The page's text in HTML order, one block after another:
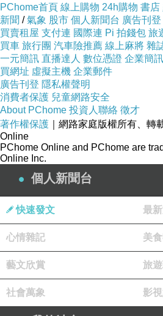
2008-11-11 12:23:44
傳說的故事太多
久了常會淪為八卦
^_^
版主回應
哈~~~說得好
就因為八卦才會被傳
^_^
PChome首頁 線上購物 24h購物 書店
新聞 /氣象 股市 個人新聞台 廣告刊登
買賣租屋 支付連 國際連 Pi 拍錢包 旅
買車 旅行團 汽車險推薦 線上麻將 雜
一元簡訊 直播達人 數位憑證 企業簡訊
買網址 虛擬主機 企業郵件
廣告刊登 隱私權聲明
消費者保護 兒童網路安全
About PChome 投資人聯絡 徵才
著作權保護 ｜網路家庭版權所有、轉
Online
PChome Online and PChome are
Online Inc.
個人新聞台
快速發文 最
心情雜記 美
藝文欣賞 旅
社會萬象 影